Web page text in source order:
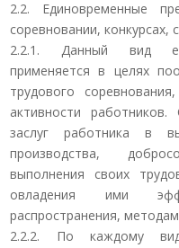
2.2. Единовременные
соревновании, конкурсах,
2.2.1. Данный вид
применяется в целях
трудового
активности
заслуг работника в
производства,
выполнения своих
овладения ими
распространения,
2.2.2. По каждому